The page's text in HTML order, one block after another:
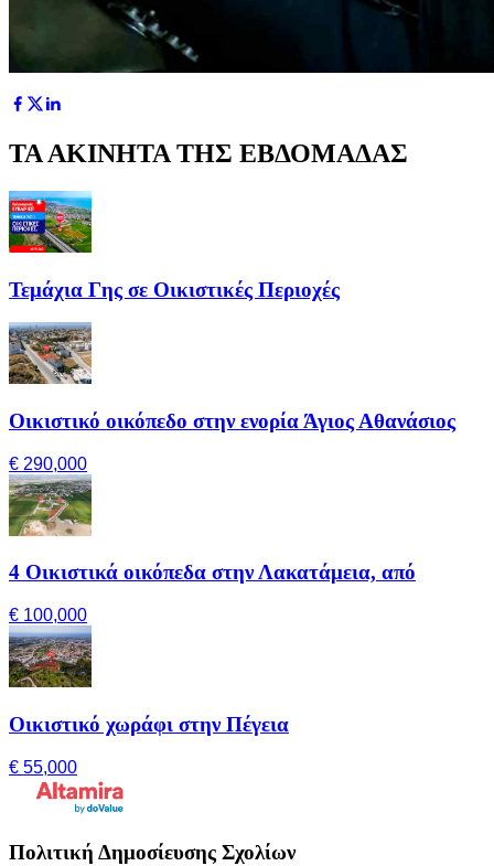
ΤΑ ΑΚΙΝΗΤΑ ΤΗΣ ΕΒΔΟΜΑΔΑΣ
Τεμάχια Γης σε Οικιστικές Περιοχές
Οικιστικό οικόπεδο στην ενορία Άγιος Αθανάσιος
€ 290,000
4 Οικιστικά οικόπεδα στην Λακατάμεια, από
€ 100,000
Οικιστικό χωράφι στην Πέγεια
€ 55,000
Πολιτική Δημοσίευσης Σχολίων